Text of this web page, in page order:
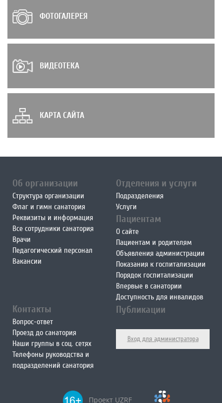
ФОТОГАЛЕРЕЯ
ВИДЕОТЕКА
КАРТА САЙТА
Об организации
Структура организации
Флаг и гимн санатория
Реквизиты и информация
Все сотрудники санатория
Врачи
Педагогический персонал
Вакансии
Отделения и услуги
Подразделения
Услуги
Пациентам
О сайте
Пациентам и родителям
Объявления администрации
Показания к госпитализации
Порядок госпитализации
Впервые в санатории
Доступность для инвалидов
Контакты
Вопрос-ответ
Проезд до санатория
Наши группы в соц. сетях
Телефоны руководства и
подразделений санатория
Публикации
Вход для администратора
Проект UZRF